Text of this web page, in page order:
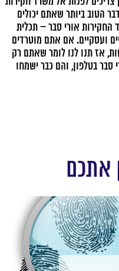
הטוב ביותר שאתם יכולים
החקירות אורי סבר – תכלית
ועסקיים. אם אתם מוטרדים
אז תנו לנו לומר שאתם רק
סבר בטלפון, והם כבר ישמחו
אתכם